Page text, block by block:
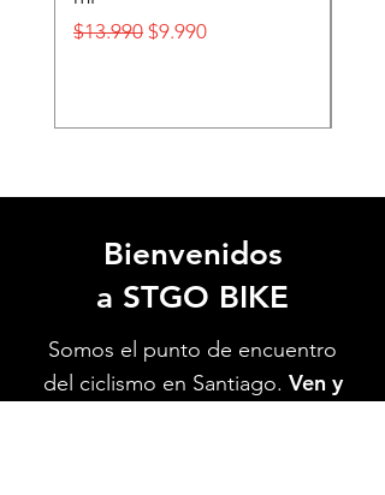
Precio
$13.990 Precio de oferta
$9.990
Bienvenidos
a STGO BIKE
Somos el punto de encuentro
del ciclismo en Santiago. Ven y